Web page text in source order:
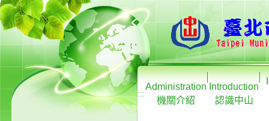
:::
Administration
機關介紹
Introduction
認識中山